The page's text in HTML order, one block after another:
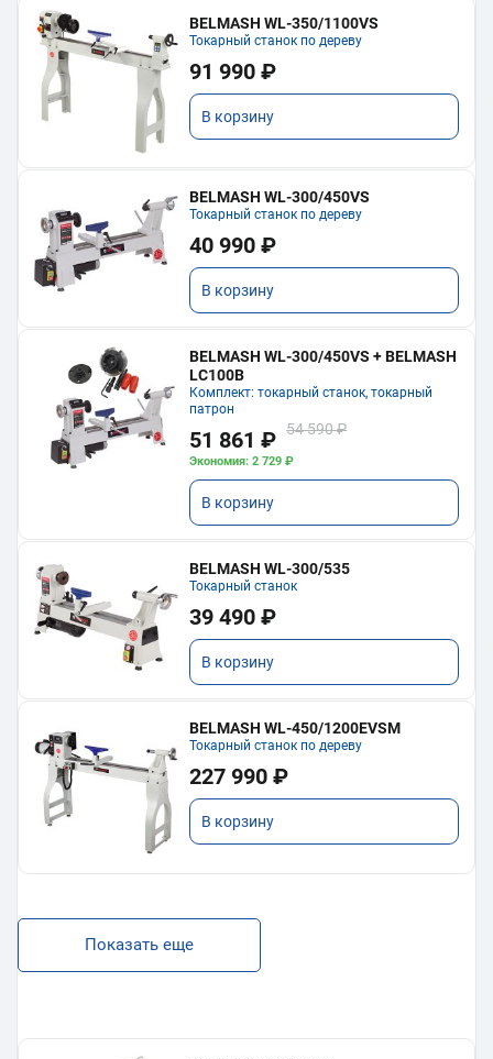
BELMASH WL-350/1100VS
Токарный станок по дереву
91 990 ₽
В корзину
BELMASH WL-300/450VS
Токарный станок по дереву
40 990 ₽
В корзину
BELMASH WL-300/450VS + BELMASH
LC100B
Комплект: токарный станок, токарный
патрон
51 861 ₽ 54 590 ₽
Экономия: 2 729 ₽
В корзину
BELMASH WL-300/535
Токарный станок
39 490 ₽
В корзину
BELMASH WL-450/1200EVSM
Токарный станок по дереву
227 990 ₽
В корзину
Показать еще